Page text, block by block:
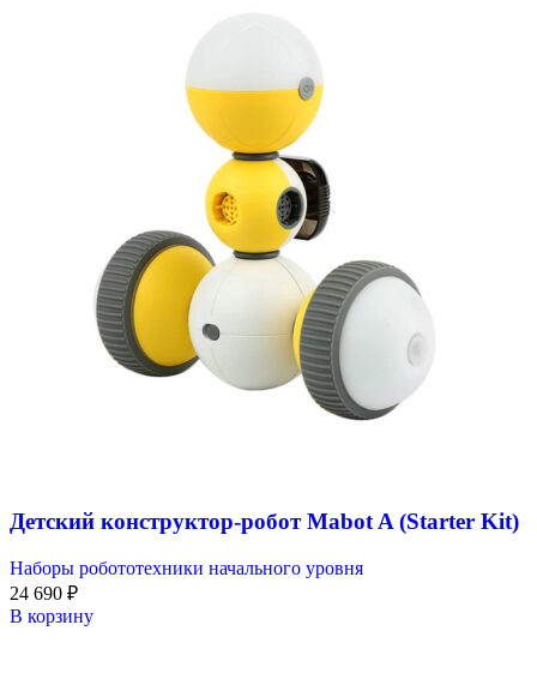
Детский конструктор-робот Mabot A (Starter Kit)
Наборы робототехники начального уровня
24 690 ₽
В корзину